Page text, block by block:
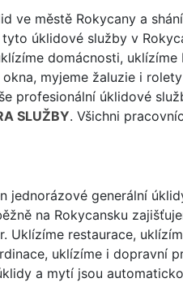
ve městě Rokycany a
úklidové služby v
domácnosti,
myjeme žaluzie i
profesionální úklidové
SLUŽBY. Všichni
jednorázové generální
na Rokycansku
restaurace,
uklízíme i dopravní
a mytí jsou